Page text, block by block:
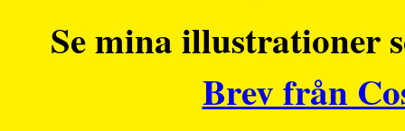
Se mina illustrationer
Brev från